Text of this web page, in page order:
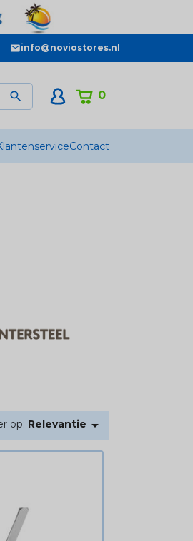
info@noviostores.nl
0

Contact
op: Relevantie 